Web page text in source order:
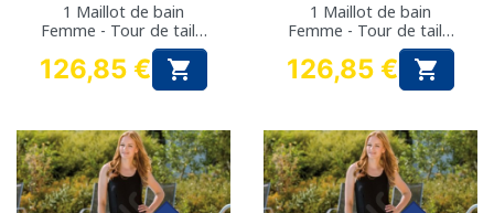
1 Maillot de bain
Femme - Tour de taille
: 67 à 88 cm
Prix
126,85 € 
1 Maillot de bain
Femme - Tour de taille
: 70 à 92 cm
Prix
126,85 € 